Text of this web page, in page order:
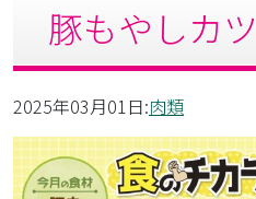
豚もやしカツ
2025年03月01日:肉類